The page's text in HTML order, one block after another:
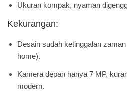
Ukuran kompak, nyaman
Kekurangan:
Desain sudah ketinggalan
home).
Kamera depan hanya 7 MP,
modern.